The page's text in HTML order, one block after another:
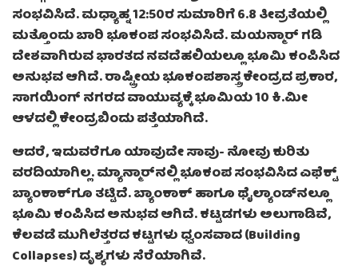
ಸಂಭವಿಸಿದೆ. ಮಧ್ಯಾಹ್ನ 12:50ರ ಸುಮಾರಿಗೆ 6.8 ತೀವ್ರತೆಯಲ್ಲಿ
ಮತ್ತೊಂದು ಬಾರಿ ಭೂಕಂಪ ಸಂಭವಿಸಿದೆ. ಮಯನ್ಮಾರ್ ಗಡಿ
ದೇಶವಾಗಿರುವ ಭಾರತದ ನವದೆಹಲಿಯಲ್ಲೂ ಭೂಮಿ ಕಂಪಿಸಿದ
ಅನುಭವ ಆಗಿದೆ. ರಾಷ್ಟ್ರೀಯ ಭೂಕಂಪಶಾಸ್ತ್ರ ಕೇಂದ್ರದ ಪ್ರಕಾರ,
ಸಾಗಯಿಂಗ್ ನಗರದ ವಾಯುವ್ಯಕ್ಕೆ ಭೂಮಿಯ 10 ಕಿ.ಮೀ
ಆಳದಲ್ಲಿ ಕೇಂದ್ರಬಿಂದು ಪತ್ತೆಯಾಗಿದೆ.
ಆದರೆ, ಇದುವರೆಗೂ ಯಾವುದೇ ಸಾವು- ನೋವು ಕುರಿತು
ವರದಿಯಾಗಿಲ್ಲ. ಮ್ಯಾನ್ಮಾರ್‌ನಲ್ಲಿ ಭೂಕಂಪ ಸಂಭವಿಸಿದ ಎಫೆಕ್ಟ್
ಬ್ಯಾಂಕಾಕ್‌ಗೂ ತಟ್ಟಿದೆ. ಬ್ಯಾಂಕಾಕ್ ಹಾಗೂ ಥೈಲ್ಯಾಂಡ್‌ನಲ್ಲೂ
ಭೂಮಿ ಕಂಪಿಸಿದ ಅನುಭವ ಆಗಿದೆ. ಕಟ್ಟಡಗಳು ಅಲುಗಾಡಿವೆ,
ಕೆಲವಡೆ ಮುಗಿಲೆತ್ತರದ ಕಟ್ಟಗಳು ಧ್ವಂಸವಾದ (Building
Collapses) ದೃಶ್ಯಗಳು ಸೆರೆಯಾಗಿವೆ.